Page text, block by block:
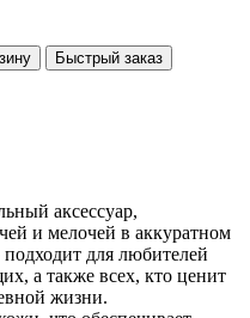
Быстрый заказ
аксессуар,
и мелочей в аккуратном
для любителей
а также всех, кто ценит
жизни.